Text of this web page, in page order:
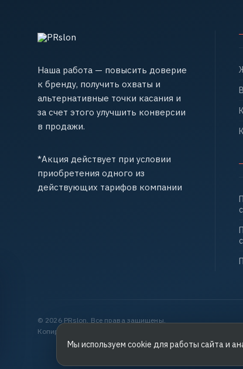
Наша работа — повысить доверие
к бренду, получить охваты и
альтернативные точки касания и
за счет этого улучшить конверсии
в продажи.
*Акция действует при условии
приобретения одного из
действующих тарифов компании
© 2026 PRslon. Все права защищены.
Копирование материалов запрещено.
Мы используем cookie для работы сайта и